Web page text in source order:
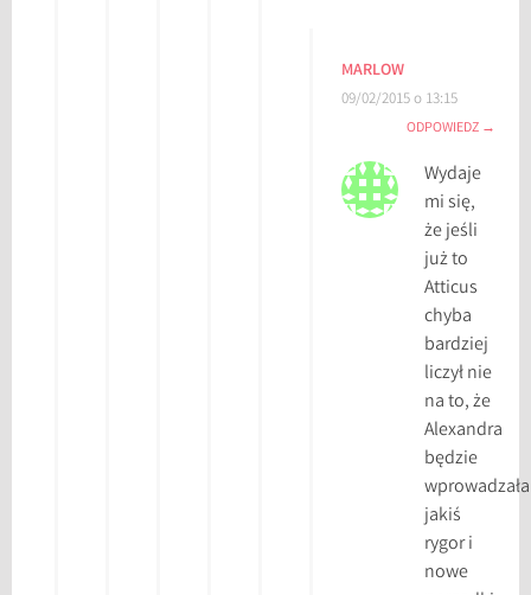
MARLOW
09/02/2015 o 13:15
ODPOWIEDZ
Wydaje
mi się,
że jeśli
już to
Atticus
chyba
bardziej
liczył nie
na to, że
Alexandra
będzie
wprowadzała
jakiś
rygor i
nowe